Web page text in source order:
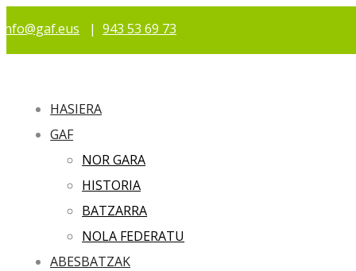
info@gaf.eus | 943 53 69 73
HASIERA
GAF
NOR GARA
HISTORIA
BATZARRA
NOLA FEDERATU
ABESBATZAK